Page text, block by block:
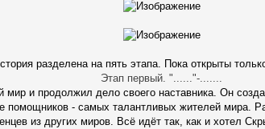
разделена на пять этапа. Пока открыты
Этап первый. "......"-.......
и продолжил дело своего наставника. Он
помощников - самых талантливых жителей мира.
из других миров. Всё идёт так, как и хотел